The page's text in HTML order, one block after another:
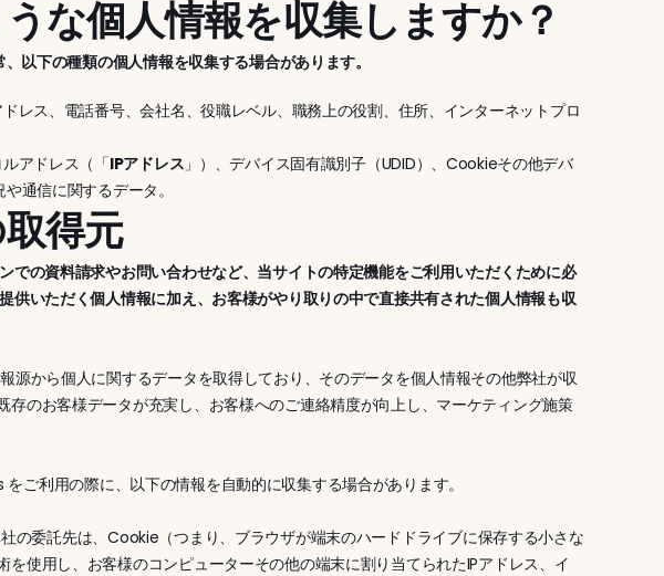
な個人情報を収集しますか？
下の種類の個人情報を収集する場合があります。
レス、電話番号、会社名、役職レベル、職務上の役割、住所、インターネットプロ
アドレス（「IPアドレス」）、デバイス固有識別子（UDID）、Cookieその他デバ
通信に関するデータ。
得元
での資料請求やお問い合わせなど、当サイトの特定機能をご利用いただくために必
供いただく個人情報に加え、お客様がやり取りの中で直接共有された個人情報も収
源から個人に関するデータを取得しており、そのデータを個人情報その他弊社が収
のお客様データが充実し、お客様へのご連絡精度が向上し、マーケティング施策
ご利用の際に、以下の情報を自動的に収集する場合があります。
の委託先は、Cookie（つまり、ブラウザが端末のハードドライブに保存する小さな
使用し、お客様のコンピューターその他の端末に割り当てられたIPアドレス、イ